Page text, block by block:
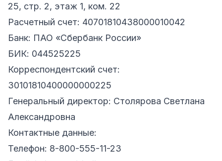
25, стр. 2, этаж 1, ком. 22
Расчетный счет: 40701810438000010042
Банк: ПАО «Сбербанк России»
БИК: 044525225
Корреспондентский счет:
30101810400000000225
Генеральный директор: Столярова Светлана
Александровна
Контактные данные:
Телефон: 8-800-555-11-23